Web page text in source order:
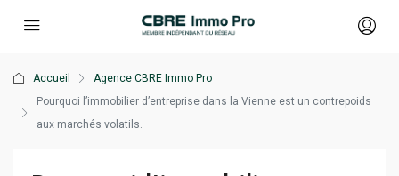
Accueil
Agence CBRE Immo Pro
Pourquoi l’immobilier d’entreprise dans la Vienne est un contrepoids
aux marchés volatils.